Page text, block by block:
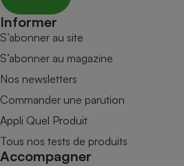
Informer
S’abonner au site
S’abonner au magazine
Nos newsletters
Commander une parution
Appli Quel Produit
Tous nos tests de produits
Accompagner